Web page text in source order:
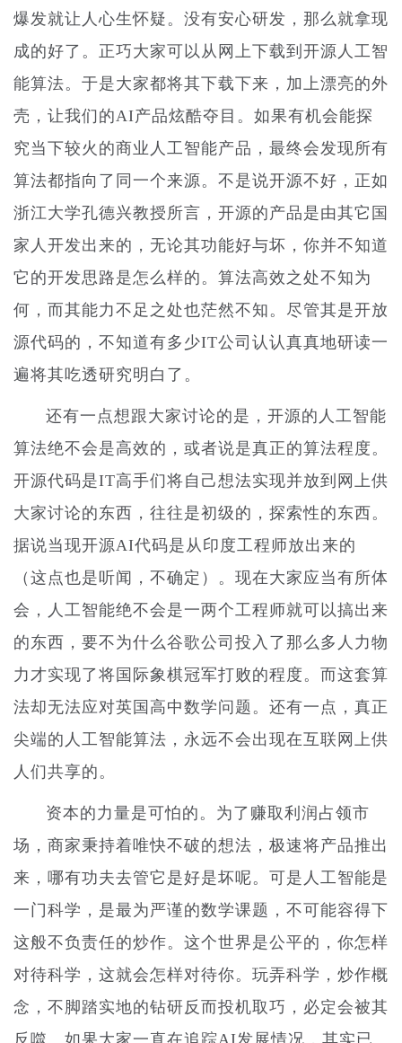
爆发就让人心生怀疑。没有安心研发，那么就拿现
成的好了。正巧大家可以从网上下载到开源人工智
能算法。于是大家都将其下载下来，加上漂亮的外
壳，让我们的AI产品炫酷夺目。如果有机会能探
究当下较火的商业人工智能产品，最终会发现所有
算法都指向了同一个来源。不是说开源不好，正如
浙江大学孔德兴教授所言，开源的产品是由其它国
家人开发出来的，无论其功能好与坏，你并不知道
它的开发思路是怎么样的。算法高效之处不知为
何，而其能力不足之处也茫然不知。尽管其是开放
源代码的，不知道有多少IT公司认认真真地研读一
遍将其吃透研究明白了。
还有一点想跟大家讨论的是，开源的人工智能
算法绝不会是高效的，或者说是真正的算法程度。
开源代码是IT高手们将自己想法实现并放到网上供
大家讨论的东西，往往是初级的，探索性的东西。
据说当现开源AI代码是从印度工程师放出来的
（这点也是听闻，不确定）。现在大家应当有所体
会，人工智能绝不会是一两个工程师就可以搞出来
的东西，要不为什么谷歌公司投入了那么多人力物
力才实现了将国际象棋冠军打败的程度。而这套算
法却无法应对英国高中数学问题。还有一点，真正
尖端的人工智能算法，永远不会出现在互联网上供
人们共享的。
资本的力量是可怕的。为了赚取利润占领市
场，商家秉持着唯快不破的想法，极速将产品推出
来，哪有功夫去管它是好是坏呢。可是人工智能是
一门科学，是最为严谨的数学课题，不可能容得下
这般不负责任的炒作。这个世界是公平的，你怎样
对待科学，这就会怎样对待你。玩弄科学，炒作概
念，不脚踏实地的钻研反而投机取巧，必定会被其
反噬。如果大家一直在追踪AI发展情况，其实已